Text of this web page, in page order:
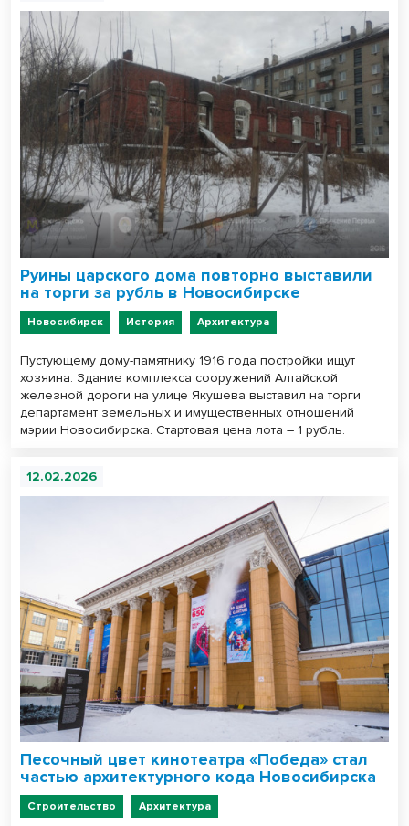
Руины царского дома повторно выставили
на торги за рубль в Новосибирске
Новосибирск История Архитектура
Пустующему дому-памятнику 1916 года постройки ищут
хозяина. Здание комплекса сооружений Алтайской
железной дороги на улице Якушева выставил на торги
департамент земельных и имущественных отношений
мэрии Новосибирска. Стартовая цена лота – 1 рубль.
12.02.2026
Песочный цвет кинотеатра «Победа» стал
частью архитектурного кода Новосибирска
Строительство Архитектура